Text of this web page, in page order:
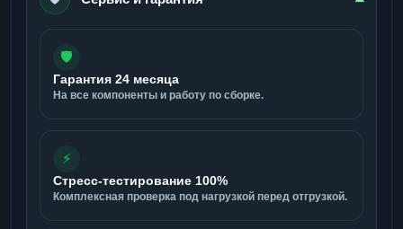
🛡️
Гарантия 24 месяца
На все компоненты и работу по сборке.
⚡
Стресс-тестирование 100%
Комплексная проверка под нагрузкой перед отгрузкой.